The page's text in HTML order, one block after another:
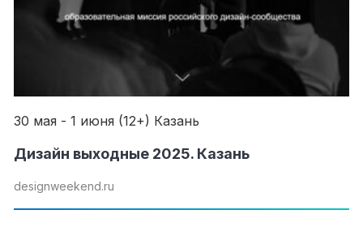
Искусство
Дизайн и мода
Реклама и маркетинг
Архитектура и урбанистика
Наука и технологии
Медиа
Образование
Издательское дело
Музыка
Музеи
30 мая - 1 июня (12+) Казань
Дизайн выходные 2025. Казань
designweekend.ru